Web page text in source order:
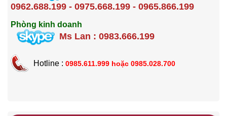
0962.688.199 - 0975.668.199 - 0965.866.199
Phòng kinh doanh
Ms Lan : 0983.666.199
Hotline : 0985.611.999 hoặc 0985.028.700